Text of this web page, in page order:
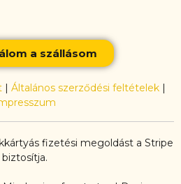
a szállásom
| Általános szerződési feltételek|
fizetési megoldást a Stripe
biztosítja.